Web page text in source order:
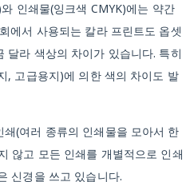
인쇄물(잉크색 CMYK)에는 약간
에서 사용되는 칼라 프린트도 옵셋
달라 색상의 차이가 있습니다. 특히
, 고급용지)에 의한 색의 차이도 발
(여러 종류의 인쇄물을 모아서 한
않고 모든 인쇄를 개별적으로 인쇄
신경을 쓰고 있습니다.